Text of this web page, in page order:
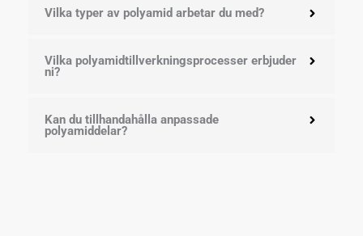
Vilka typer av polyamid arbetar du med?
Vilka polyamidtillverkningsprocesser erbjuder
ni?
Kan du tillhandahålla anpassade
polyamiddelar?